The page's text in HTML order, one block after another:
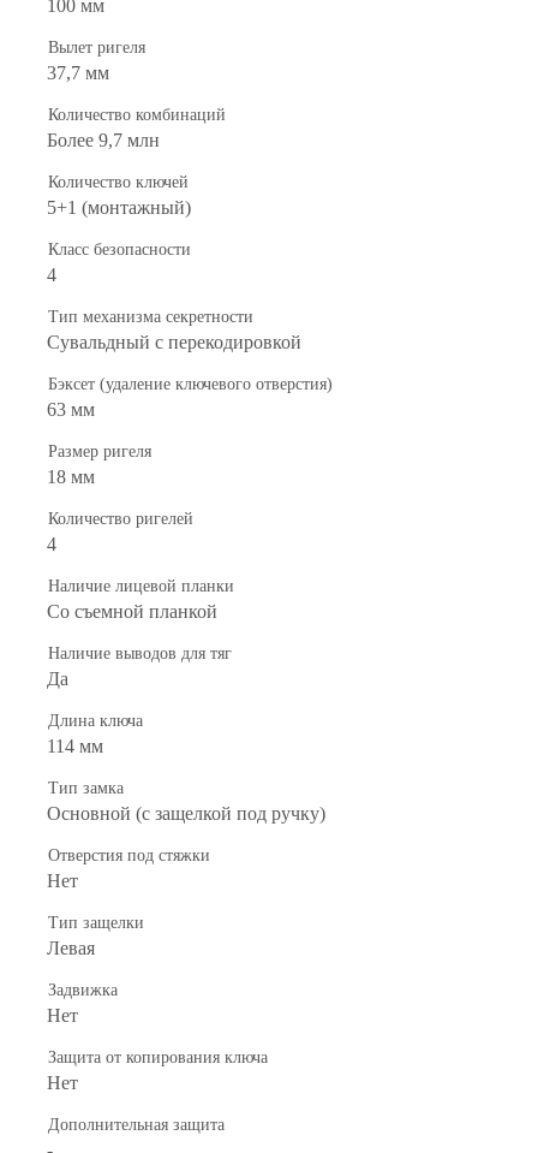
100 мм
Вылет ригеля
37,7 мм
Количество комбинаций
Более 9,7 млн
Количество ключей
5+1 (монтажный)
Класс безопасности
4
Тип механизма секретности
Сувальдный с перекодировкой
Бэксет (удаление ключевого отверстия)
63 мм
Размер ригеля
18 мм
Количество ригелей
4
Наличие лицевой планки
Со съемной планкой
Наличие выводов для тяг
Да
Длина ключа
114 мм
Тип замка
Основной (с защелкой под ручку)
Отверстия под стяжки
Нет
Тип защелки
Левая
Задвижка
Нет
Защита от копирования ключа
Нет
Дополнительная защита